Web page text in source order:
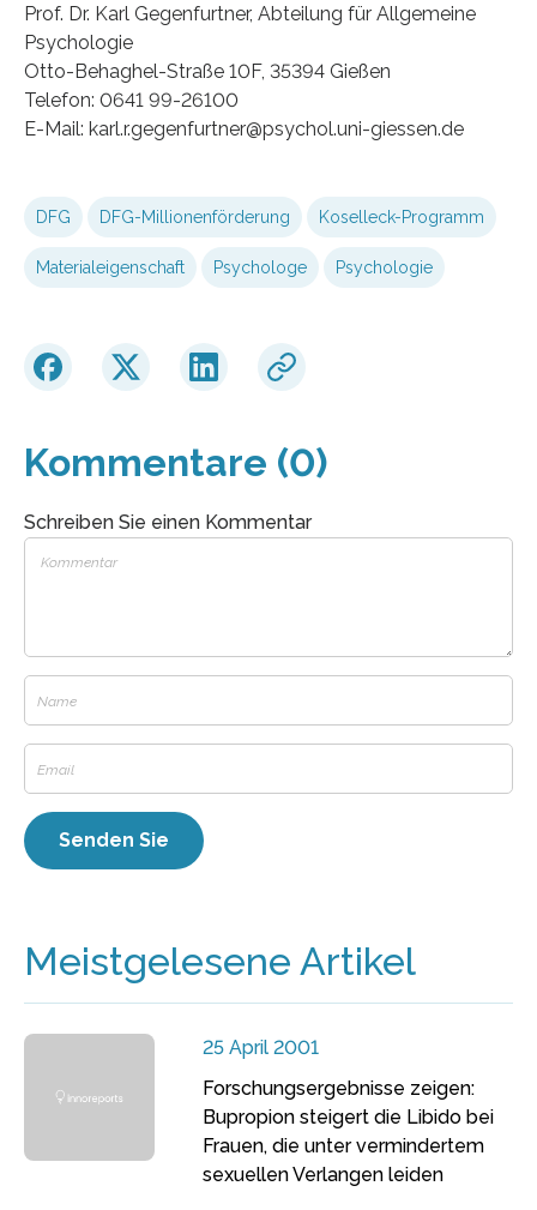
Prof. Dr. Karl Gegenfurtner, Abteilung für Allgemeine
Psychologie
Otto-Behaghel-Straße 10F, 35394 Gießen
Telefon: 0641 99-26100
E-Mail: karl.r.gegenfurtner@psychol.uni-giessen.de
DFG DFG-Millionenförderung Koselleck-Programm
Materialeigenschaft Psychologe Psychologie
Kommentare (0)
Schreiben Sie einen Kommentar
Meistgelesene Artikel
25 April 2001
Forschungsergebnisse zeigen:
Bupropion steigert die Libido bei
Frauen, die unter vermindertem
sexuellen Verlangen leiden